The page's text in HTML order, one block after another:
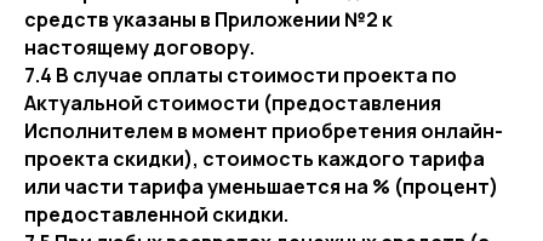
средств указаны в Приложении №2 к
настоящему договору.
7.4 В случае оплаты стоимости проекта по
Актуальной стоимости (предоставления
Исполнителем в момент приобретения онлайн-
проекта скидки), стоимость каждого тарифа
или части тарифа уменьшается на % (процент)
предоставленной скидки.